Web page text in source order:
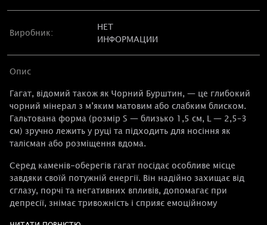
Виробник:
НЕТ
ИНФОРМАЦИИ
Опис
Гагат, відомий також як Чорний Бурштин, — це глибокий
чорний мінерал з м’яким матовим або слабким блиском.
Гальтована форма (розмір S — близько 1,5 см, L — 2,5–3
см) зручно лежить у руці та підходить для носіння як
талісман або розміщення вдома.
Серед каменів-оберегів гагат посідає особливе місце
завдяки своїй потужній енергії. Він надійно захищає від
сглазу, порчі та негативних впливів, допомагає при
депресії, знімає тривожність і сприяє емоційному